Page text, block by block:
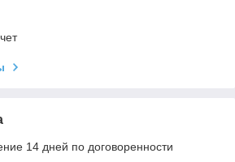
14 дней по договоренности